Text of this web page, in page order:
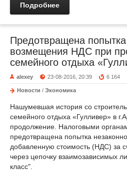
Подробнее
Предотвращена
возмещения НДС при
семейного отдыха
alexey 23-08-2016, 20:39 6 164
Новости / Экономика
Нашумевшая история со
семейного отдыха «Гулливер» в
продолжение. Налоговыми
предотвращена попытка
добавленную стоимость (НДС) за
через цепочку взаимозависимых
класс".